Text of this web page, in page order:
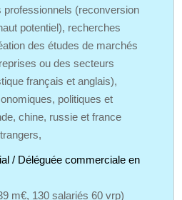
professionnels (reconversion
potentiel), recherches
des études de marchés
ou des secteurs
français et anglais),
politiques et
chine, russie et france
/ Déléguée commerciale en
m€, 130 salariés 60 vrp)